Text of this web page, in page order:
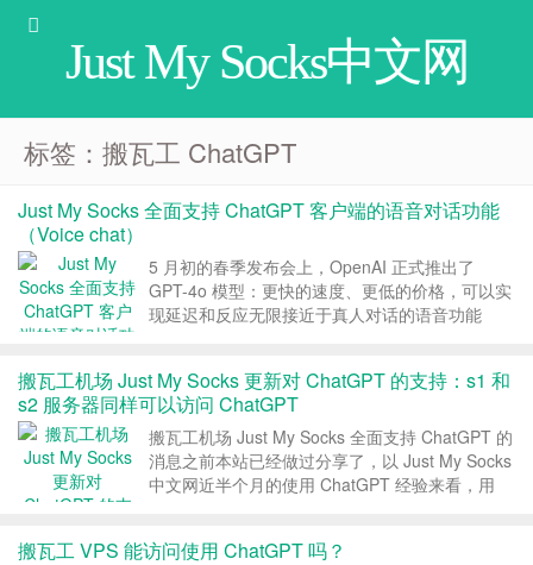
Just My Socks中文网
标签：搬瓦工 ChatGPT
Just My Socks 全面支持 ChatGPT 客户端的语音对话功能
（Voice chat）
5 月初的春季发布会上，OpenAI 正式推出了
GPT-4o 模型：更快的速度、更低的价格，可以实
现延迟和反应无限接近于真人对话的语音功能
端的语音对话功能，需...
搬瓦工机场 Just My Socks 更新对 ChatGPT 的支持：s1 和
s2 服务器同样可以访问 ChatGPT
搬瓦工机场 Just My Socks 全面支持 ChatGPT 的
消息之前本站已经做过分享了，以 Just My Socks
中文网近半个月的使用 ChatGPT 经验来看，用
搬瓦工 VPS 能访问使用 ChatGPT 吗？